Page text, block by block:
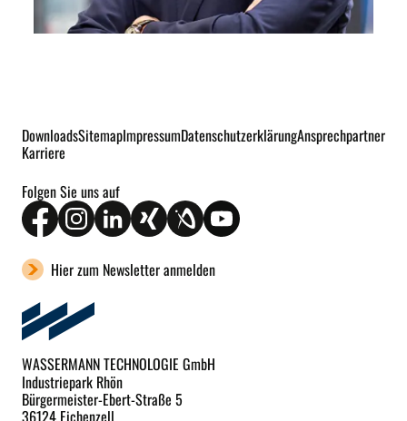
DownloadsSitemapImpressumDatenschutzerklärungAnsprechpartner
Karriere
Folgen Sie uns auf
Hier zum Newsletter anmelden
WASSERMANN TECHNOLOGIE GmbH
Industriepark Rhön
Bürgermeister-Ebert-Straße 5